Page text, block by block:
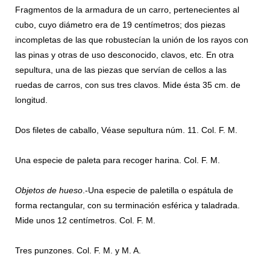
Fragmentos de la armadura de un carro, pertenecientes al
cubo, cuyo diámetro era de 19 centímetros; dos piezas
incompletas de las que robustecían la unión de los rayos con
las pinas y otras de uso desconocido, clavos, etc. En otra
sepultura, una de las piezas que servían de cellos a las
ruedas de carros, con sus tres clavos. Mide ésta 35 cm. de
longitud.
Dos filetes de caballo, Véase sepultura núm. 11. Col. F. M.
Una especie de paleta para recoger harina. Col. F. M.
Objetos de hueso.-Una especie de paletilla o espátula de
forma rectangular, con su terminación esférica y taladrada.
Mide unos 12 centímetros. Col. F. M.
Tres punzones. Col. F. M. y M. A.